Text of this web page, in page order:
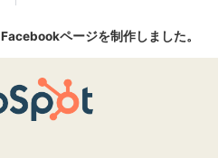
Facebookページを制作しました。